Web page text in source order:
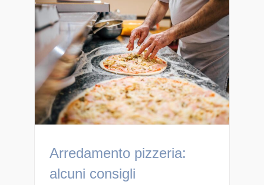
Arredamento pizzeria:
alcuni consigli